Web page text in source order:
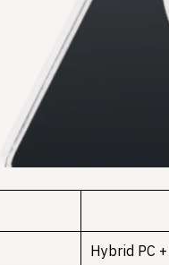
Hybrid PC